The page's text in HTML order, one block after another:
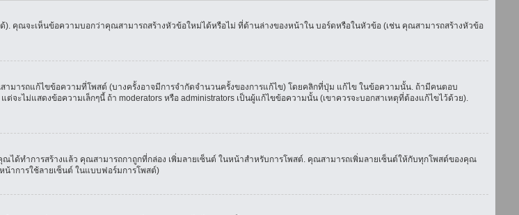
คุณจะเห็นข้อความบอกว่าคุณสามารถสร้างหัวข้อใหม่ได้หรือไม่ ที่ด้านล่างของหน้าใน บอร์ดหรือในหัวข้อ (เช่น คุณสามารถสร้างหัวข้อ
มารถแก้ไขข้อความที่โพสต์ (บางครั้งอาจมีการจำกัดจำนวนครั้งของการแก้ไข) โดยคลิกที่ปุ่ม แก้ไข ในข้อความนั้น. ถ้ามีคนตอบ
ม่แสดงข้อความเล็กๆนี้ ถ้า moderators หรือ administrators เป็นผู้แก้ไขข้อความนั้น (เขาควรจะบอกสาเหตุที่ต้องแก้ไขไว้ด้วย).
ด้ทำการสร้างแล้ว คุณสามารถกาถูกที่กล่อง เพิ่มลายเซ็นต์ ในหน้าสำหรับการโพสต์. คุณสามารถเพิ่มลายเซ็นต์ให้กับทุกโพสต์ของคุณ
น้าการใช้ลายเซ็นต์ ในแบบฟอร์มการโพสต์)